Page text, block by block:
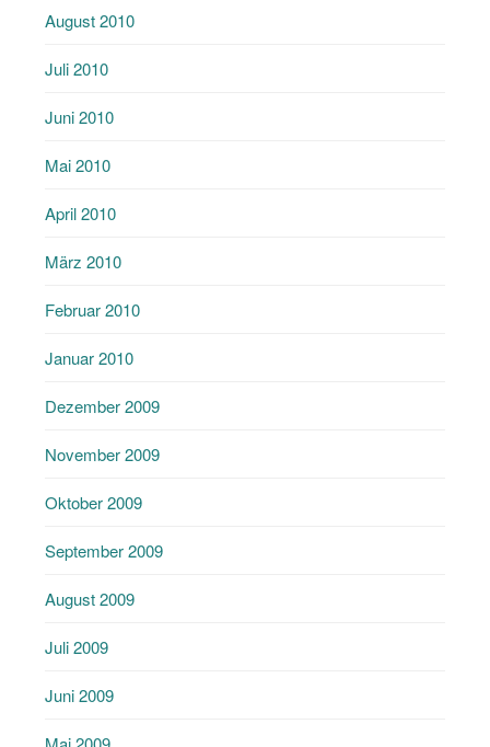
August 2010
Juli 2010
Juni 2010
Mai 2010
April 2010
März 2010
Februar 2010
Januar 2010
Dezember 2009
November 2009
Oktober 2009
September 2009
August 2009
Juli 2009
Juni 2009